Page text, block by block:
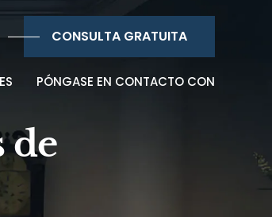
CONSULTA GRATUITA
PÓNGASE EN CONTACTO CON
de